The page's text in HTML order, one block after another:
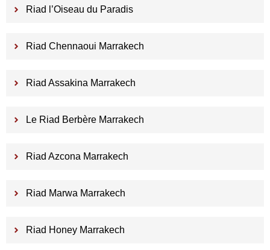
Riad l’Oiseau du Paradis
Riad Chennaoui Marrakech
Riad Assakina Marrakech
Le Riad Berbère Marrakech
Riad Azcona Marrakech
Riad Marwa Marrakech
Riad Honey Marrakech